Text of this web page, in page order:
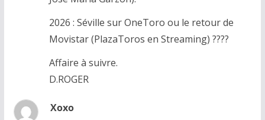
2026 : Séville sur OneToro ou le retour de
Movistar (PlazaToros en Streaming) ????
Affaire à suivre.
D.ROGER
Xoxo